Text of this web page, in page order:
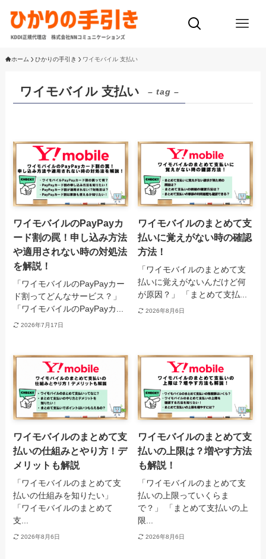
ホーム ひかりの手引き ワイモバイル 支払い
ワイモバイル 支払い – tag –
ワイモバイルのPayPayカ
ード割の罠！申し込み方法
や適用されない時の対処法
を解説！
「ワイモバイルのPayPayカー
ド割ってどんなサービス？」
「ワイモバイルのPayPayカ...
2026年7月17日
ワイモバイルのまとめて支
払いに覚えがない時の確認
方法！
「ワイモバイルのまとめて支
払いに覚えがないんだけど何
が原因？」 「まとめて支払...
2026年8月6日
ワイモバイルのまとめて支
払いの仕組みとやり方！デ
メリットも解説
「ワイモバイルのまとめて支
払いの仕組みを知りたい」
「ワイモバイルのまとめて
支...
2026年8月6日
ワイモバイルのまとめて支
払いの上限は？増やす方法
も解説！
「ワイモバイルのまとめて支
払いの上限っていくらま
で？」 「まとめて支払いの上
限...
2026年8月6日